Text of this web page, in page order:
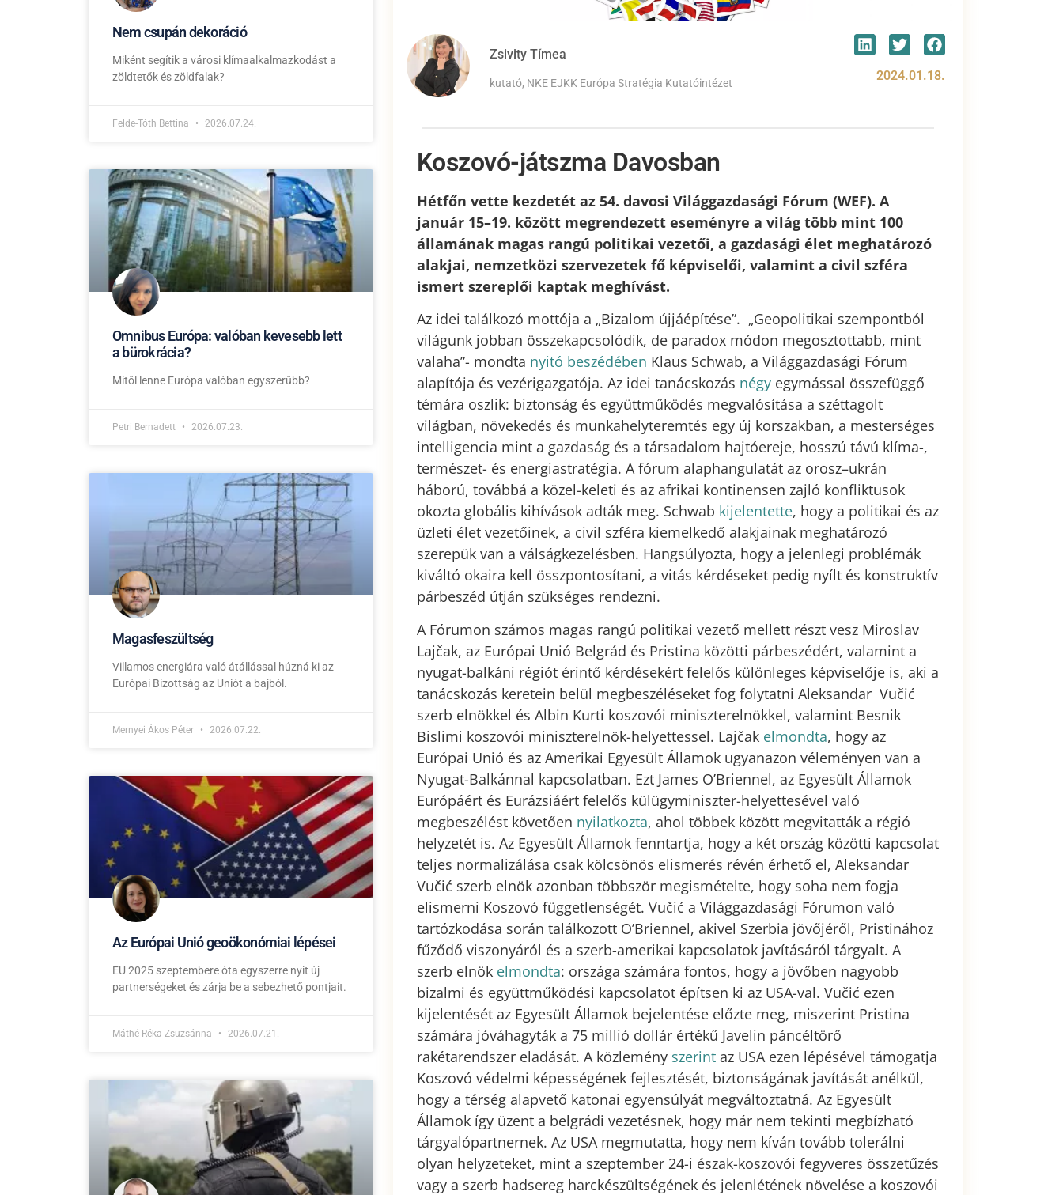
Nem csupán dekoráció
Miként segítik a városi klímaalkalmazkodást a
zöldtetők és zöldfalak?
Felde-Tóth Bettina 2026.07.24.
Omnibus Európa: valóban kevesebb lett
a bürokrácia?
Mitől lenne Európa valóban egyszerűbb?
Petri Bernadett 2026.07.23.
Magasfeszültség
Villamos energiára való átállással húzná ki az
Európai Bizottság az Uniót a bajból.
Mernyei Ákos Péter 2026.07.22.
Az Európai Unió geoökonómiai lépései
EU 2025 szeptembere óta egyszerre nyit új
partnerségeket és zárja be a sebezhető pontjait.
Máthé Réka Zsuzsánna 2026.07.21.
Zsivity Tímea
kutató, NKE EJKK Európa Stratégia Kutatóintézet 2024.01.18.
Koszovó-játszma Davosban
Hétfőn vette kezdetét az 54. davosi Világgazdasági Fórum (WEF). A
január 15–19. között megrendezett eseményre a világ több mint 100
államának magas rangú politikai vezetői, a gazdasági élet meghatározó
alakjai, nemzetközi szervezetek fő képviselői, valamint a civil szféra
ismert szereplői kaptak meghívást.
Az idei találkozó mottója a „Bizalom újjáépítése”. „Geopolitikai szempontból
világunk jobban összekapcsolódik, de paradox módon megosztottabb, mint
valaha”- mondta nyitó beszédében Klaus Schwab, a Világgazdasági Fórum
alapítója és vezérigazgatója. Az idei tanácskozás négyegymással összefüggő
témára oszlik: biztonság és együttműködés megvalósítása a széttagolt
világban, növekedés és munkahelyteremtés egy új korszakban, a mesterséges
intelligencia mint a gazdaság és a társadalom hajtóereje, hosszú távú klíma-,
természet- és energiastratégia. A fórum alaphangulatát az orosz–ukrán
háború, továbbá a közel-keleti és az afrikai kontinensen zajló konfliktusok
okozta globális kihívások adták meg. Schwab kijelentette, hogy a politikai és az
üzleti élet vezetőinek, a civil szféra kiemelkedő alakjainak meghatározó
szerepük van a válságkezelésben. Hangsúlyozta, hogy a jelenlegi problémák
kiváltó okaira kell összpontosítani, a vitás kérdéseket pedig nyílt és konstruktív
párbeszéd útján szükséges rendezni.
A Fórumon számos magas rangú politikai vezető mellett részt vesz Miroslav
Lajčak, az Európai Unió Belgrád és Pristina közötti párbeszédért, valamint a
nyugat-balkáni régiót érintő kérdésekért felelős különleges képviselője is, aki a
tanácskozás keretein belül megbeszéléseket fog folytatni Aleksandar Vučić
szerb elnökkel és Albin Kurti koszovói miniszterelnökkel, valamint Besnik
Bislimi koszovói miniszterelnök-helyettessel. Lajčak elmondta, hogy az
Európai Unió és az Amerikai Egyesült Államok ugyanazon véleményen van a
Nyugat-Balkánnal kapcsolatban. Ezt James O’Briennel, az Egyesült Államok
Európáért és Eurázsiáért felelős külügyminiszter-helyettesével való
megbeszélést követően nyilatkozta, ahol többek között megvitatták a régió
helyzetét is. Az Egyesült Államok fenntartja, hogy a két ország közötti kapcsolat
teljes normalizálása csak kölcsönös elismerés révén érhető el, Aleksandar
Vučić szerb elnök azonban többször megismételte, hogy soha nem fogja
elismerni Koszovó függetlenségét. Vučić a Világgazdasági Fórumon való
tartózkodása során találkozott O’Briennel, akivel Szerbia jövőjéről, Pristinához
fűződő viszonyáról és a szerb-amerikai kapcsolatok javításáról tárgyalt. A
szerb elnök elmondta: országa számára fontos, hogy a jövőben nagyobb
bizalmi és együttműködési kapcsolatot építsen ki az USA-val. Vučić ezen
kijelentését az Egyesült Államok bejelentése előzte meg, miszerint Pristina
számára jóváhagyták a 75 millió dollár értékű Javelin páncéltörő
rakétarendszer eladását. A közlemény szerintaz USA ezen lépésével támogatja
Koszovó védelmi képességének fejlesztését, biztonságának javítását anélkül,
hogy a térség alapvető katonai egyensúlyát megváltoztatná. Az Egyesült
Államok így üzent a belgrádi vezetésnek, hogy már nem tekinti megbízható
tárgyalópartnernek. Az USA megmutatta, hogy nem kíván tovább tolerálni
olyan helyzeteket, mint a szeptember 24-i észak-koszovói fegyveres összetűzés
vagy a szerb hadsereg harckészültségének és jelenlétének növelése a koszovói